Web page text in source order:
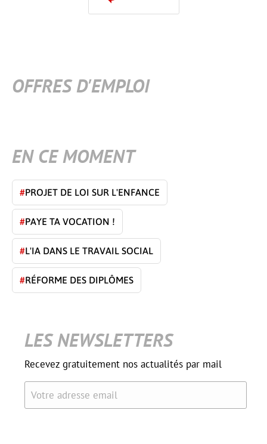
OFFRES D'EMPLOI
EN CE MOMENT
#PROJET DE LOI SUR L'ENFANCE
#PAYE TA VOCATION !
#L'IA DANS LE TRAVAIL SOCIAL
#RÉFORME DES DIPLÔMES
LES NEWSLETTERS
Recevez gratuitement nos actualités par mail
Votre adresse email